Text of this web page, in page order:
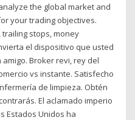
the global market and
your trading objectives.
trailing stops, money
el dispositivo que usted
Broker revi, rey del
vs instante. Satisfecho
de limpieza. Obtén
El aclamado imperio
Estados Unidos ha